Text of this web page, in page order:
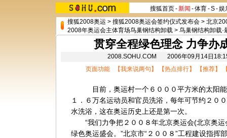
搜狐首页-新闻 -体育-S-娱
搜狐2008奥运 > 搜狐2008奥运会签约仪式发布会 > 北京
2008年奥运会主体育场鸟巢钢结构卸载 > 鸟巢钢结构卸载·
贯穿全程绿色理念 力争办
2008.SOHU.COM 2006年09月14日
页面功能 【我来说两句 】 【热点排行】 【推荐】
目前，奥运村一个６０００平方米的太阳能
１．６万名运动员和官员洗浴，每年可节约２０
水洗浴，这在奥运历史上还是第一次。
“我们力争把２００８年北京奥运会(北京奥运
绿色奥运盛会。”北京市“２００８”工程建设指挥